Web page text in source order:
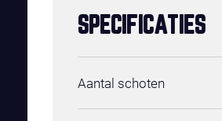
SPECIFICATIES
Aantal schoten